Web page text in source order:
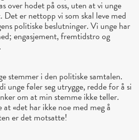
over hodet på oss, uten at vi unge
er nettopp vi som skal leve med
politiske beslutninger. Vi unge har
engasjement, fremtidstro og
stemmer i den politiske samtalen.
unge føler seg utrygge, redde for å si
om at min stemme ikke teller.
«det har ikke noe med meg å
er det motsatte!